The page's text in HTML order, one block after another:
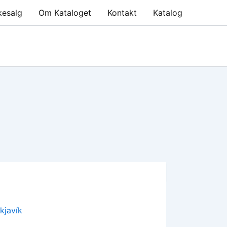
Om Kataloget Kontakt Katalog